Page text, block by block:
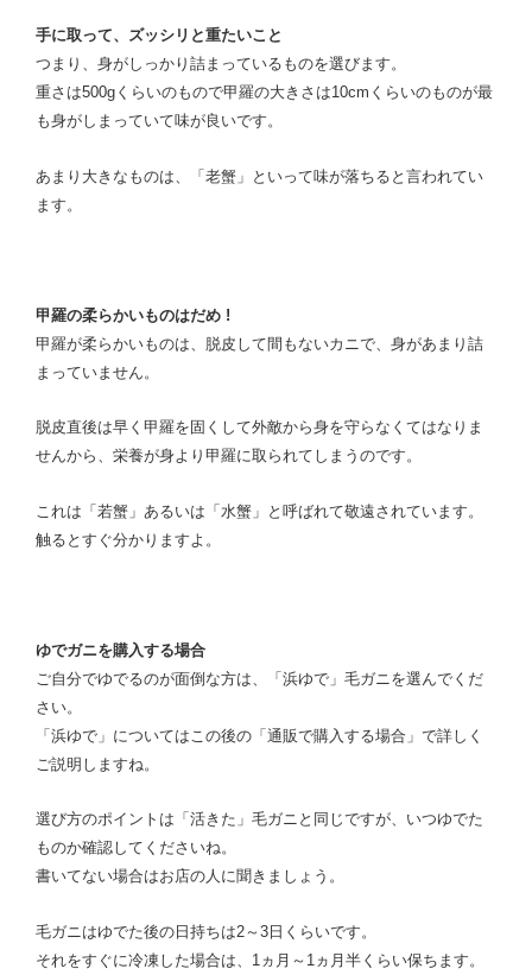
手に取って、ズッシリと重たいこと
つまり、身がしっかり詰まっているものを選びます。
重さは500gくらいのもので甲羅の大きさは10cmくらいのものが最
も身がしまっていて味が良いです。
あまり大きなものは、「老蟹」といって味が落ちると言われてい
ます。
甲羅の柔らかいものはだめ !
甲羅が柔らかいものは、脱皮して間もないカニで、身があまり詰
まっていません。
脱皮直後は早く甲羅を固くして外敵から身を守らなくてはなりま
せんから、栄養が身より甲羅に取られてしまうのです。
これは「若蟹」あるいは「水蟹」と呼ばれて敬遠されています。
触るとすぐ分かりますよ。
ゆでガニを購入する場合
ご自分でゆでるのが面倒な方は、「浜ゆで」毛ガニを選んでくだ
さい。
「浜ゆで」についてはこの後の「通販で購入する場合」で詳しく
ご説明しますね。
選び方のポイントは「活きた」毛ガニと同じですが、いつゆでた
ものか確認してくださいね。
書いてない場合はお店の人に聞きましょう。
毛ガニはゆでた後の日持ちは2～3日くらいです。
それをすぐに冷凍した場合は、1ヵ月～1ヵ月半くらい保ちます。